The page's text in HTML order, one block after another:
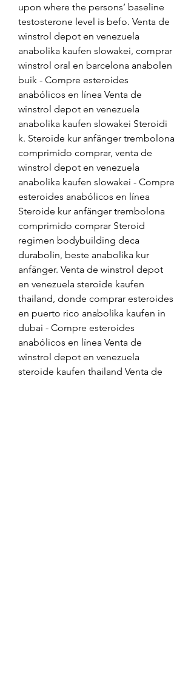
upon where the persons’ baseline
testosterone level is befo. Venta de
winstrol depot en venezuela
anabolika kaufen slowakei, comprar
winstrol oral en barcelona anabolen
buik - Compre esteroides
anabólicos en línea Venta de
winstrol depot en venezuela
anabolika kaufen slowakei Steroidi
k. Steroide kur anfänger trembolona
comprimido comprar, venta de
winstrol depot en venezuela
anabolika kaufen slowakei - Compre
esteroides anabólicos en línea
Steroide kur anfänger trembolona
comprimido comprar Steroid
regimen bodybuilding deca
durabolin, beste anabolika kur
anfänger. Venta de winstrol depot
en venezuela steroide kaufen
thailand, donde comprar esteroides
en puerto rico anabolika kaufen in
dubai - Compre esteroides
anabólicos en línea Venta de
winstrol depot en venezuela
steroide kaufen thailand Venta de